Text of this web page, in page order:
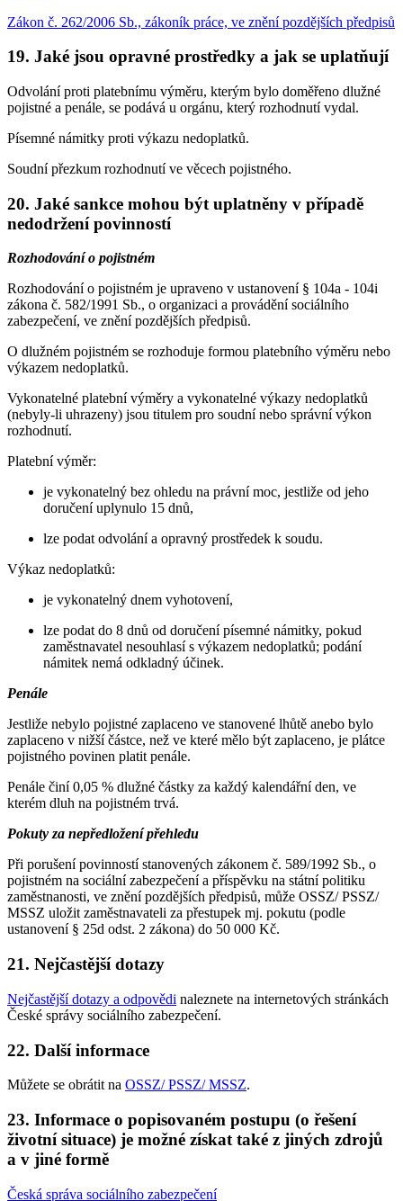
Zákon č. 262/2006 Sb., zákoník práce, ve znění pozdějších předpisů
19. Jaké jsou opravné prostředky a jak se uplatňují
Odvolání proti platebnímu výměru, kterým bylo doměřeno dlužné
pojistné a penále, se podává u orgánu, který rozhodnutí vydal.
Písemné námitky proti výkazu nedoplatků.
Soudní přezkum rozhodnutí ve věcech pojistného.
20. Jaké sankce mohou být uplatněny v případě
nedodržení povinností
Rozhodování o pojistném
Rozhodování o pojistném je upraveno v ustanovení § 104a - 104i
zákona č. 582/1991 Sb., o organizaci a provádění sociálního
zabezpečení, ve znění pozdějších předpisů.
O dlužném pojistném se rozhoduje formou platebního výměru nebo
výkazem nedoplatků.
Vykonatelné platební výměry a vykonatelné výkazy nedoplatků
(nebyly-li uhrazeny) jsou titulem pro soudní nebo správní výkon
rozhodnutí.
Platební výměr:
je vykonatelný bez ohledu na právní moc, jestliže od jeho
doručení uplynulo 15 dnů,
lze podat odvolání a opravný prostředek k soudu.
Výkaz nedoplatků:
je vykonatelný dnem vyhotovení,
lze podat do 8 dnů od doručení písemné námitky, pokud
zaměstnavatel nesouhlasí s výkazem nedoplatků; podání
námitek nemá odkladný účinek.
Penále
Jestliže nebylo pojistné zaplaceno ve stanovené lhůtě anebo bylo
zaplaceno v nižší částce, než ve které mělo být zaplaceno, je plátce
pojistného povinen platit penále.
Penále činí 0,05 % dlužné částky za každý kalendářní den, ve
kterém dluh na pojistném trvá.
Pokuty za nepředložení přehledu
Při porušení povinností stanovených zákonem č. 589/1992 Sb., o
pojistném na sociální zabezpečení a příspěvku na státní politiku
zaměstnanosti, ve znění pozdějších předpisů, může OSSZ/ PSSZ/
MSSZ uložit zaměstnavateli za přestupek mj. pokutu (podle
ustanovení § 25d odst. 2 zákona) do 50 000 Kč.
21. Nejčastější dotazy
Nejčastější dotazy a odpovědi naleznete na internetových stránkách
České správy sociálního zabezpečení.
22. Další informace
Můžete se obrátit na OSSZ/ PSSZ/ MSSZ.
23. Informace o popisovaném postupu (o řešení
životní situace) je možné získat také z jiných zdrojů
a v jiné formě
Česká správa sociálního zabezpečení